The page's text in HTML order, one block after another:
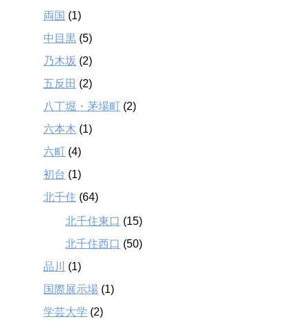
両国 (1)
中目黒 (5)
乃木坂 (2)
五反田 (2)
八丁堀・茅場町 (2)
六本木 (1)
六町 (4)
初台 (1)
北千住 (64)
北千住東口 (15)
北千住西口 (50)
品川
(1)
国際展示場 (1)
学芸大学 (2)